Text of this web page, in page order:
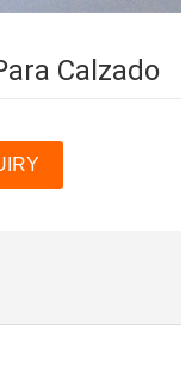
Calzado